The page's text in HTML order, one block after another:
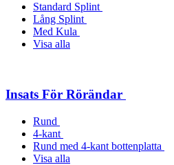
Standard Splint
Lång Splint
Med Kula
Visa alla
Insats För Rörändar
Rund
4-kant
Rund med 4-kant bottenplatta
Visa alla